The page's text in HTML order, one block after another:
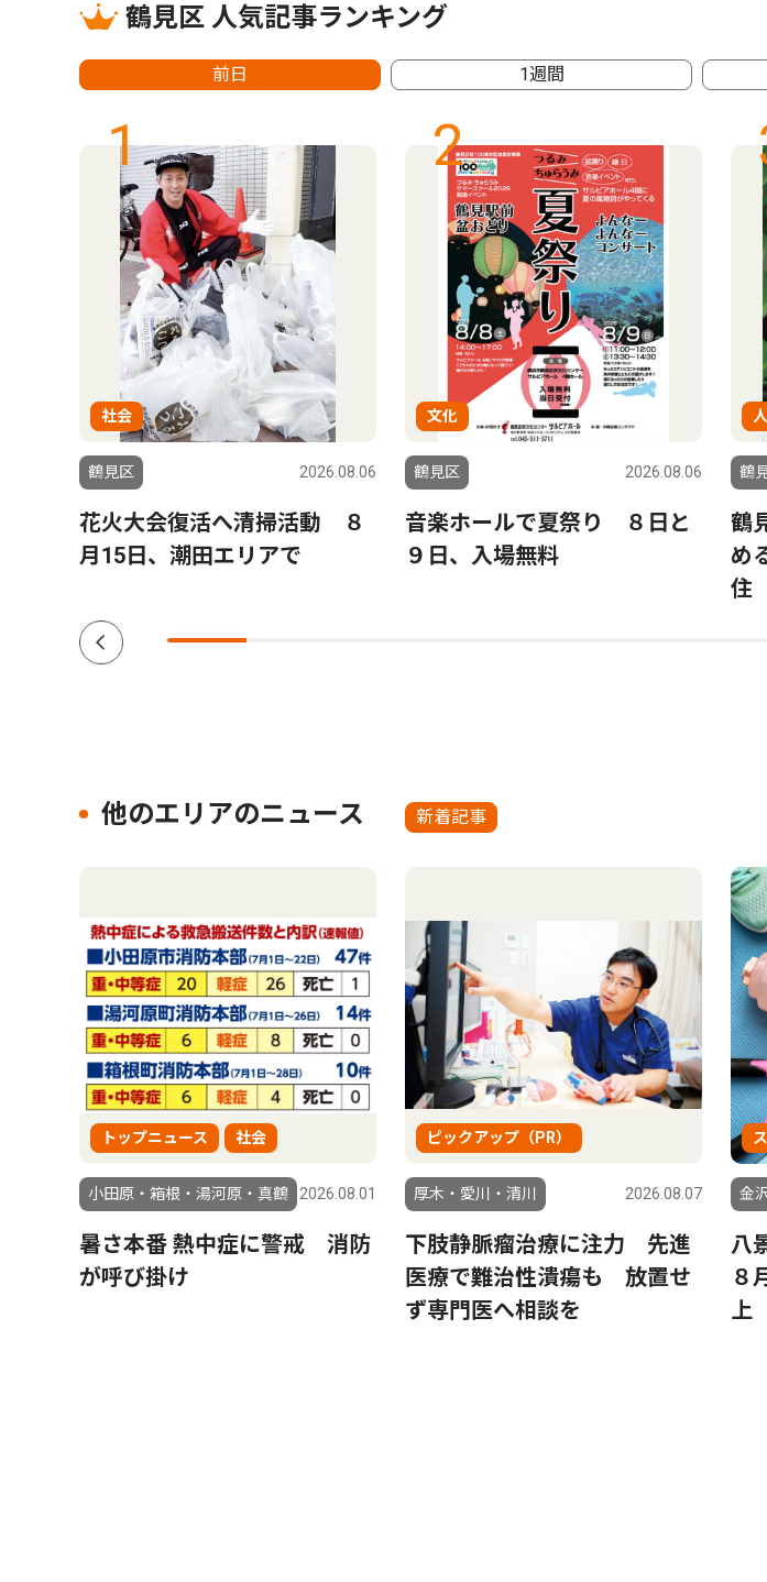
鶴見区 人気記事ランキング
前日 1週間
1
社会
鶴見区 2026.08.06
花火大会復活へ清掃活動 ８
月15日、潮田エリアで
2
文化
鶴見区 2026.08.06
音楽ホールで夏祭り ８日と
９日、入場無料
鶴
鶴
め
住
他のエリアのニュース 新着記事
トップニュース 社会
小田原・箱根・湯河原・真鶴 2026.08.01
暑さ本番 熱中症に警戒 消防
が呼び掛け
ピックアップ（PR）
厚木・愛川・清川 2026.08.07
下肢静脈瘤治療に注力 先進
医療で難治性潰瘍も 放置せ
ず専門医へ相談を
金
八
８
上